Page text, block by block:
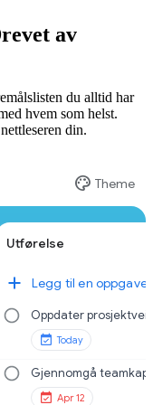
av
du alltid har
hvem som helst.
din.
palette Theme
Utførelse
Legg til en oppgave
Oppdater
Today
Gjennomgå
Apr 12